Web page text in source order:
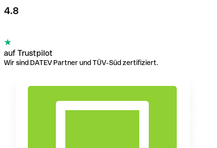
4.8
auf Trustpilot
Wir sind DATEV Partner und TÜV-Süd zertifiziert.